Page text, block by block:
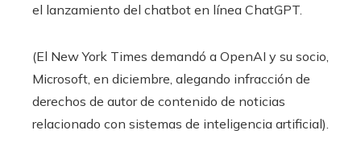
el lanzamiento del chatbot en línea ChatGPT.
(El New York Times demandó a OpenAI y su socio,
Microsoft, en diciembre, alegando infracción de
derechos de autor de contenido de noticias
relacionado con sistemas de inteligencia artificial).